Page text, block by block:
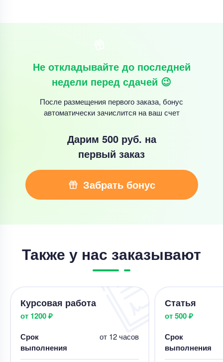
Не откладывайте до последней
недели перед сдачей 😉
После размещения первого заказа, бонус
автоматически зачислится на ваш счет
Дарим 500 руб. на
первый заказ
Забрать бонус
Также у нас заказывают
Курсовая работа
от 1200 ₽
Срок
выполнения
от 12 часов
Статья
от 500 ₽
Срок
выполнения